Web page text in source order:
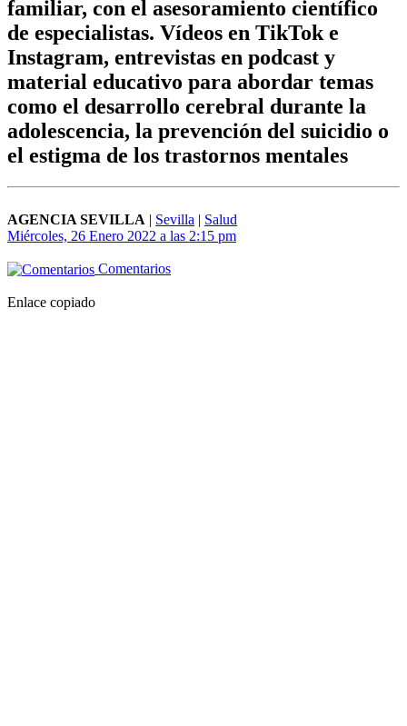
familiar, con el asesoramiento científico
de especialistas. Vídeos en TikTok e
Instagram, entrevistas en podcast y
material educativo para abordar temas
como el desarrollo cerebral durante la
adolescencia, la prevención del suicidio o
el estigma de los trastornos mentales
AGENCIA SEVILLA | Sevilla | Salud
Miércoles, 26 Enero 2022 a las 2:15 pm
Comentarios
Enlace copiado